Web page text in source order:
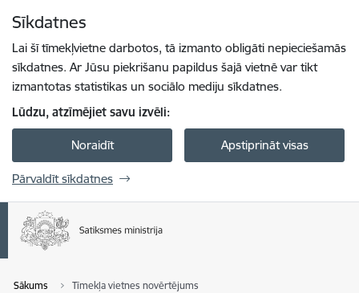
Sīkdatnes
Lai šī tīmekļvietne darbotos, tā izmanto obligāti nepieciešamās
sīkdatnes. Ar Jūsu piekrišanu papildus šajā vietnē var tikt
izmantotas statistikas un sociālo mediju sīkdatnes.
Lūdzu, atzīmējiet savu izvēli:
Noraidīt Apstiprināt visas
Pārvaldīt sīkdatnes
Sākums Tīmekļa vietnes novērtējums